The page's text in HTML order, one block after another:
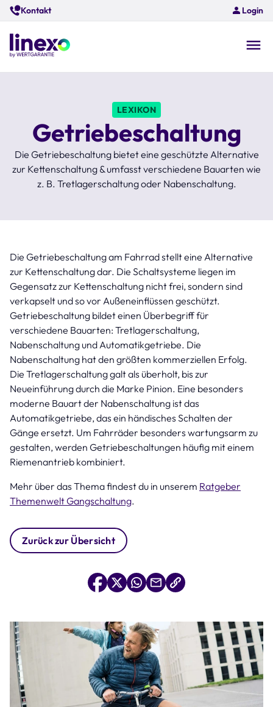
Skip
to
main
content
Kontakt Login
LEXIKON
Getriebeschaltung
Die Getriebeschaltung bietet eine geschützte Alternative
zur Kettenschaltung & umfasst verschiedene Bauarten wie
z. B. Tretlagerschaltung oder Nabenschaltung.
Die Getriebeschaltung am Fahrrad stellt eine Alternative
zur Kettenschaltung dar. Die Schaltsysteme liegen im
Gegensatz zur Kettenschaltung nicht frei, sondern sind
verkapselt und so vor Außeneinflüssen geschützt.
Getriebeschaltung bildet einen Überbegriff für
verschiedene Bauarten: Tretlagerschaltung,
Nabenschaltung und Automatikgetriebe. Die
Nabenschaltung hat den größten kommerziellen Erfolg.
Die Tretlagerschaltung galt als überholt, bis zur
Neueinführung durch die Marke Pinion. Eine besonders
moderne Bauart der Nabenschaltung ist das
Automatikgetriebe, das ein händisches Schalten der
Gänge ersetzt. Um Fahrräder besonders wartungsarm zu
gestalten, werden Getriebeschaltungen häufig mit einem
Riemenantrieb kombiniert.
Mehr über das Thema findest du in unserem Ratgeber
Themenwelt Gangschaltung.
Zurück zur Übersicht